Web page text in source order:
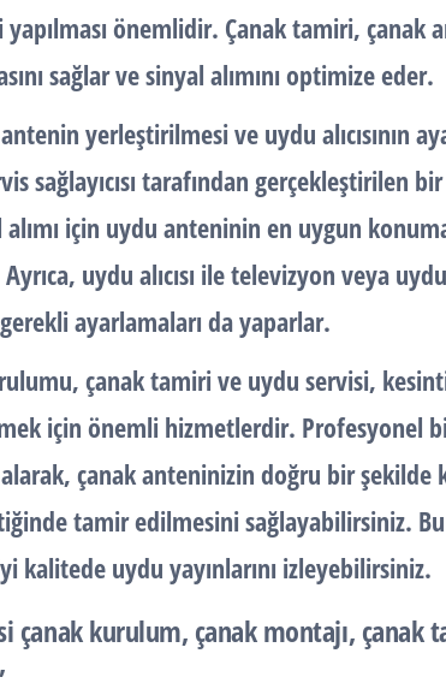
önemlidir. Çanak tamiri, çanak
sağlar ve sinyal alımını optimize eder.
yerleştirilmesi ve uydu alıcısının
sağlayıcısı tarafından gerçekleştirilen
için uydu anteninin en uygun
uydu alıcısı ile televizyon veya uydu
ayarlamaları da yaparlar.
, çanak tamirive uydu servisi,
için önemli hizmetlerdir. Profesyonel
alarak, çanak anteninizin doğru bir şekilde
tamir edilmesini sağlayabilirsiniz.
kalitede uydu yayınlarını izleyebilirsiniz.
çanak kurulum, çanak montajı, çanak